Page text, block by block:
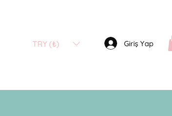
TRY (₺) Giriş Yap